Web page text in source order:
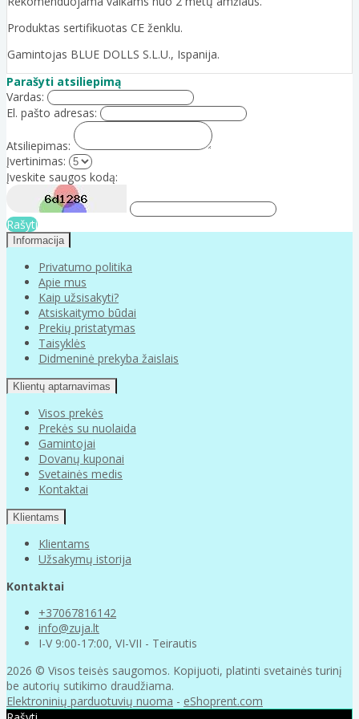
Produktas sertifikuotas CE ženklu.
Gamintojas BLUE DOLLS S.L.U., Ispanija.
Parašyti atsiliepimą
Vardas:
El. pašto adresas:
Atsiliepimas:
Įvertinimas:
Įveskite saugos kodą:
Rašyti
Informacija
Privatumo politika
Apie mus
Kaip užsisakyti?
Atsiskaitymo būdai
Prekių pristatymas
Taisyklės
Didmeninė prekyba žaislais
Klientų aptarnavimas
Visos prekės
Prekės su nuolaida
Gamintojai
Dovanų kuponai
Svetainės medis
Kontaktai
Klientams
Klientams
Užsakymų istorija
Kontaktai
+37067816142
info@zuja.lt
I-V 9:00-17:00, VI-VII - Teirautis
2026 © Visos teisės saugomos. Kopijuoti, platinti svetainės turinį
be autorių sutikimo draudžiama.
Elektroninių parduotuvių nuoma - eShoprent.com